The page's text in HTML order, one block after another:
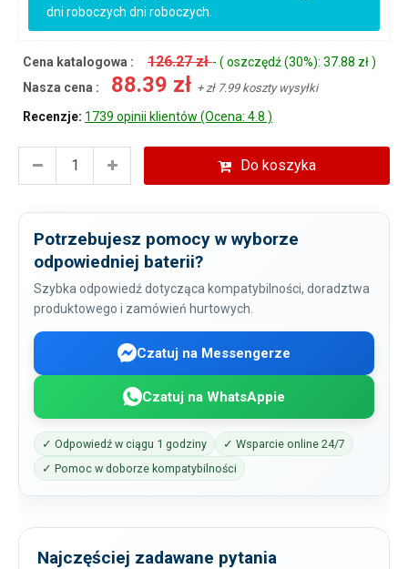
dni roboczych dni roboczych.
Cena katalogowa : 126.27 zł- ( oszczędź (30%): 37.88 zł )
Nasza cena :
88.39 zł + zł 7.99 koszty wysyłki
Recenzje: 1739 opinii klientów (Ocena: 4.8 )
Do koszyka
Potrzebujesz pomocy w wyborze
odpowiedniej baterii?
Szybka odpowiedź dotycząca kompatybilności, doradztwa
produktowego i zamówień hurtowych.
Czatuj na Messengerze
Czatuj na WhatsAppie
✓ Odpowiedź w ciągu 1 godziny
✓ Wsparcie online 24/7
✓ Pomoc w doborze kompatybilności
Najczęściej zadawane pytania